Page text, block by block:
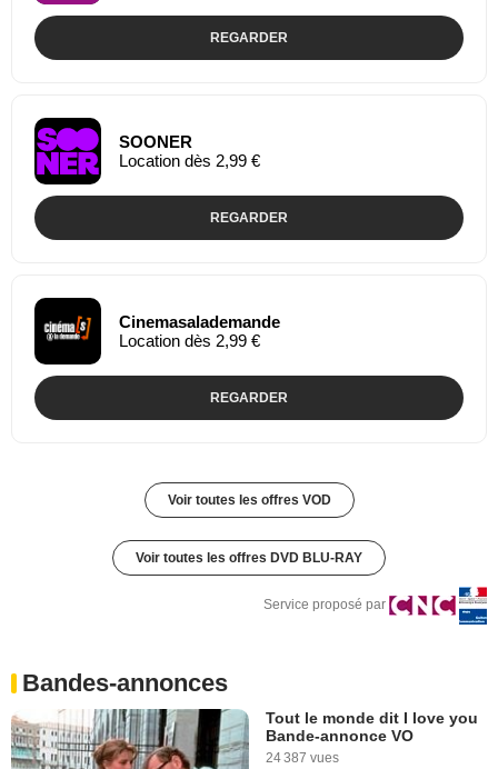
REGARDER
SOONER
Location dès 2,99 €
REGARDER
Cinemasalademande
Location dès 2,99 €
REGARDER
Voir toutes les offres VOD
Voir toutes les offres DVD BLU-RAY
Service proposé par
Bandes-annonces
Tout le monde dit I love you
Bande-annonce VO
24 387 vues